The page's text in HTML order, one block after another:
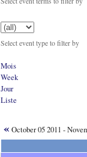
Select event type to filter by
Mois
Week
Jour
Liste
« October 05 2011 -